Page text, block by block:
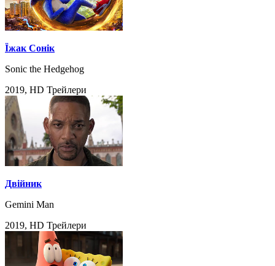
Їжак Сонік
Sonic the Hedgehog
2019, HD Трейлери
Двійник
Gemini Man
2019, HD Трейлери